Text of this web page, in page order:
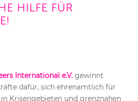
HILFE FÜR
International e.V.gewinnt
dafür, sich ehrenamtlich für
Krisengebieten und grenznahen